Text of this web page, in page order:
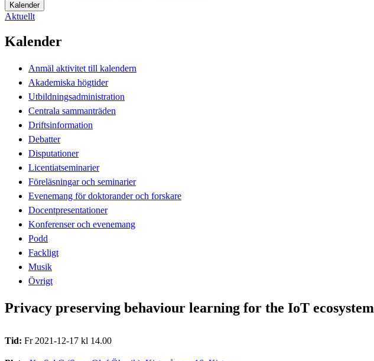
Kalender
Aktuellt
Kalender
Anmäl aktivitet till kalendern
Akademiska högtider
Utbildningsadministration
Centrala sammanträden
Driftsinformation
Debatter
Disputationer
Licentiatseminarier
Föreläsningar och seminarier
Evenemang för doktorander och forskare
Docentpresentationer
Konferenser och evenemang
Podd
Fackligt
Musik
Övrigt
Privacy preserving behaviour learning for the IoT ecosystem
Tid: Fr 2021-12-17 kl 14.00